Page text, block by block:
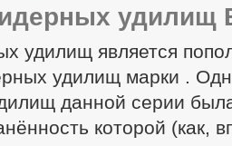
удилищ
удилищ является
удилищ марки .
данной серии
которой (как,